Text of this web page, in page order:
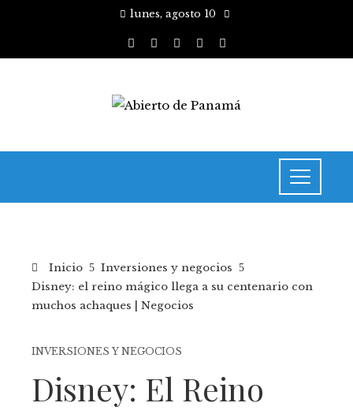
lunes, agosto 10
Inicio
Inversiones y negocios
Disney: el reino mágico llega a su centenario con
muchos achaques | Negocios
INVERSIONES Y NEGOCIOS
Disney: El Reino